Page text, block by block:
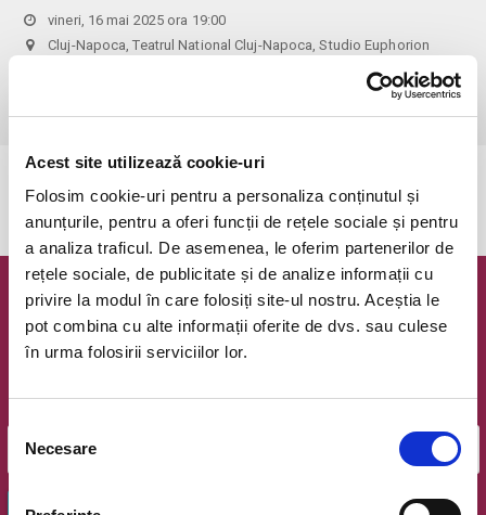
Acest site utilizează cookie-uri
Folosim cookie-uri pentru a personaliza conținutul și
anunțurile, pentru a oferi funcții de rețele sociale și pentru
a analiza traficul. De asemenea, le oferim partenerilor de
rețele sociale, de publicitate și de analize informații cu
privire la modul în care folosiți site-ul nostru. Aceștia le
pot combina cu alte informații oferite de dvs. sau culese
în urma folosirii serviciilor lor.
Selecția
consimțământului
Necesare
vineri, 16 mai 2025 ora 19:00
Cluj-Napoca, Teatrul National Cluj-Napoca, Studio Euphorion
Newsletter @ Bilete.ro
Oferte exclusive si o editie saptamanala cu cele mai noi
OK